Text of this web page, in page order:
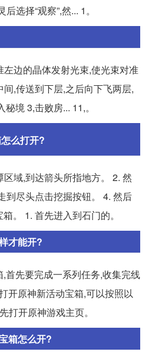
选择“观察”,然... 1。
边的晶体发射光束,使光束对准
,传送到下层,之后向下飞两层,
境 3,击败房... 11,。
么打开?
域,到达箭头所指地方。 2. 然
到尽头点击挖掘按钮。 4. 然后
。 1. 首先进入到石门的。
才能开?
首先要完成一系列任务,收集完线
开原神新活动宝箱,可以按照以
打开原神游戏主页。
箱怎么开?